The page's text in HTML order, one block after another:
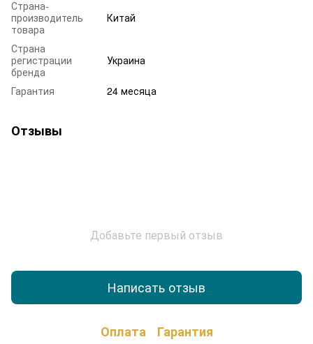
Страна-
производитель
товара
Китай
Страна
регистрации
бренда
Украина
Гарантия 24 месяца
Отзывы
Добавьте первый отзыв
Написать отзыв
Оплата Гарантия